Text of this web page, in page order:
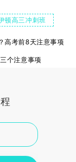
顿高三冲刺班
高考前8天注意事项
个注意事项